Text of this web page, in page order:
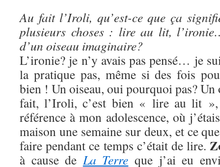
Au fait l’Iroli, qu’est-ce que ça
plusieurs choses : lire au lit,
d’un oiseau imaginaire?
L’ironie? je n’y avais pas pensé… je
la pratique pas, même si des fois
bien ! Un oiseau, oui pourquoi pas?
fait, l’Iroli, c’est bien « lire au lit
référence à mon adolescence, où
maison une semaine sur deux, et ce
faire pendant ce temps c’était de lire.
à cause deLa Terre que j’ai eu